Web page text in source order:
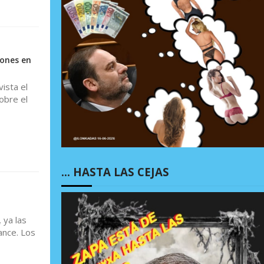
en
el
el
las
Los
… HASTA LAS CEJAS